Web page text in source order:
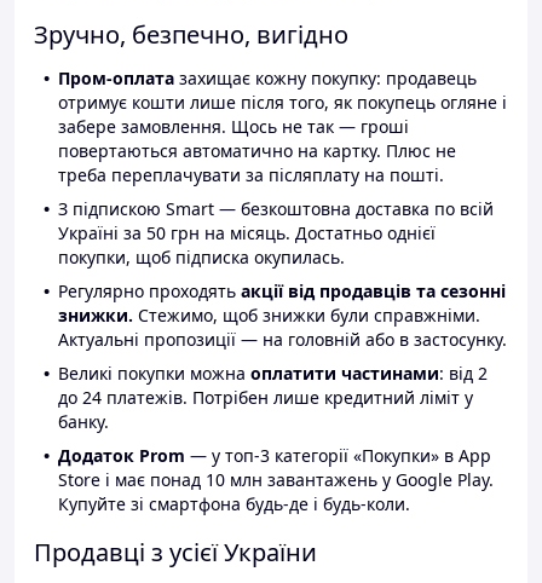
Зручно, безпечно, вигідно
Пром-оплата захищає кожну покупку: продавець
отримує кошти лише після того, як покупець огляне і
забере замовлення. Щось не так — гроші
повертаються автоматично на картку. Плюс не
треба переплачувати за післяплату на пошті.
З підпискою Smart — безкоштовна доставка по всій
Україні за 50 грн на місяць. Достатньо однієї
покупки, щоб підписка окупилась.
Регулярно проходять акції від продавців та сезонні
знижки. Стежимо, щоб знижки були справжніми.
Актуальні пропозиції — на головній або в застосунку.
Великі покупки можна оплатити частинами: від 2
до 24 платежів. Потрібен лише кредитний ліміт у
банку.
Додаток Prom — у топ-3 категорії «Покупки» в App
Store і має понад 10 млн завантажень у Google Play.
Купуйте зі смартфона будь-де і будь-коли.
Продавці з усієї України